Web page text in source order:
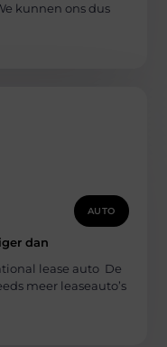
kunnen ons dus
AUTO
dan
lease auto De
meer leaseauto’s